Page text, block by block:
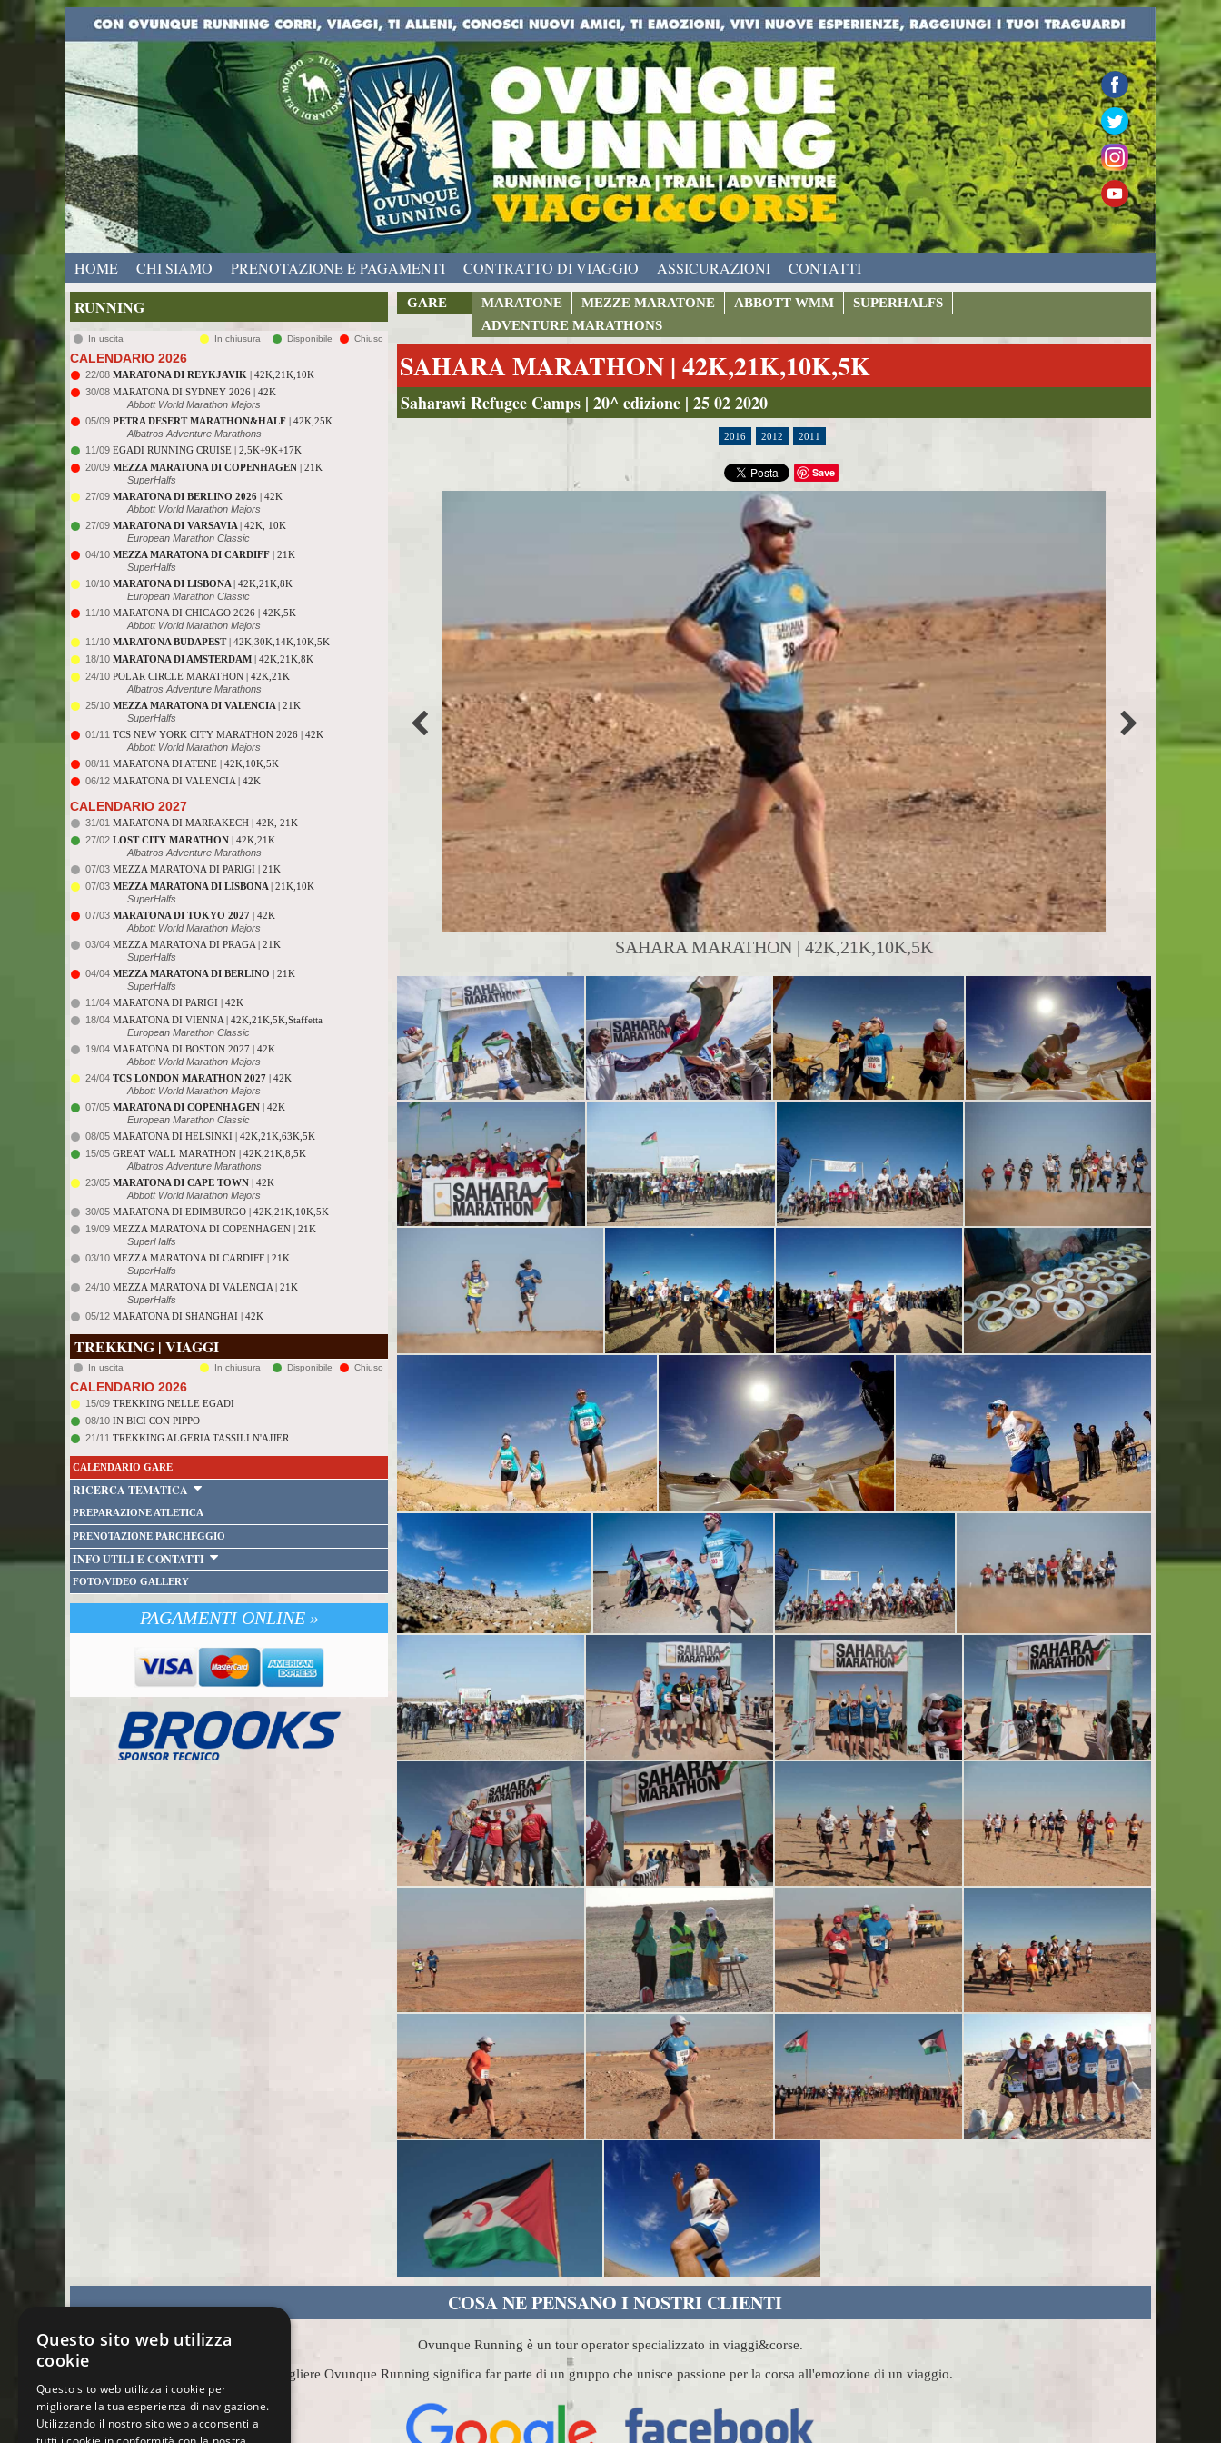
HOME CHI SIAMO PRENOTAZIONE E PAGAMENTI CONTRATTO DI VIAGGIO ASSICURAZIONI CONTATTI
RUNNING
In uscita In chiusura Disponibile Chiuso
CALENDARIO 2026
22/08 MARATONA DI REYKJAVIK | 42K,21K,10K
30/08 MARATONA DI SYDNEY 2026 | 42K
Abbott World Marathon Majors
05/09 PETRA DESERT MARATHON&HALF | 42K,25K
Albatros Adventure Marathons
11/09 EGADI RUNNING CRUISE | 2,5K+9K+17K
20/09 MEZZA MARATONA DI COPENHAGEN | 21K
SuperHalfs
27/09 MARATONA DI BERLINO 2026 | 42K
Abbott World Marathon Majors
27/09 MARATONA DI VARSAVIA | 42K, 10K
European Marathon Classic
04/10 MEZZA MARATONA DI CARDIFF | 21K
SuperHalfs
10/10 MARATONA DI LISBONA | 42K,21K,8K
European Marathon Classic
11/10 MARATONA DI CHICAGO 2026 | 42K,5K
Abbott World Marathon Majors
11/10 MARATONA BUDAPEST| 42K,30K,14K,10K,5K
18/10 MARATONA DI AMSTERDAM | 42K,21K,8K
24/10 POLAR CIRCLE MARATHON | 42K,21K
Albatros Adventure Marathons
25/10 MEZZA MARATONA DI VALENCIA | 21K
SuperHalfs
01/11 TCS NEW YORK CITY MARATHON 2026 | 42K
Abbott World Marathon Majors
08/11 MARATONA DI ATENE | 42K,10K,5K
06/12 MARATONA DI VALENCIA | 42K
CALENDARIO 2027
31/01 MARATONA DI MARRAKECH | 42K, 21K
27/02 LOST CITY MARATHON | 42K,21K
Albatros Adventure Marathons
07/03 MEZZA MARATONA DI PARIGI | 21K
07/03 MEZZA MARATONA DI LISBONA | 21K,10K
SuperHalfs
07/03 MARATONA DI TOKYO 2027 | 42K
Abbott World Marathon Majors
03/04 MEZZA MARATONA DI PRAGA | 21K
SuperHalfs
04/04 MEZZA MARATONA DI BERLINO | 21K
SuperHalfs
11/04 MARATONA DI PARIGI | 42K
18/04 MARATONA DI VIENNA | 42K,21K,5K,Staffetta
European Marathon Classic
19/04 MARATONA DI BOSTON 2027 | 42K
Abbott World Marathon Majors
24/04 TCS LONDON MARATHON 2027 | 42K
Abbott World Marathon Majors
07/05 MARATONA DI COPENHAGEN | 42K
European Marathon Classic
08/05 MARATONA DI HELSINKI | 42K,21K,63K,5K
15/05 GREAT WALL MARATHON | 42K,21K,8,5K
Albatros Adventure Marathons
23/05 MARATONA DI CAPE TOWN | 42K
Abbott World Marathon Majors
30/05 MARATONA DI EDIMBURGO | 42K,21K,10K,5K
19/09 MEZZA MARATONA DI COPENHAGEN | 21K
SuperHalfs
03/10 MEZZA MARATONA DI CARDIFF | 21K
SuperHalfs
24/10 MEZZA MARATONA DI VALENCIA | 21K
SuperHalfs
05/12 MARATONA DI SHANGHAI | 42K
TREKKING | VIAGGI
In uscita In chiusura Disponibile Chiuso
CALENDARIO 2026
15/09 TREKKING NELLE EGADI
08/10 IN BICI CON PIPPO
21/11 TREKKING ALGERIA TASSILI N'AJJER
CALENDARIO GARE
RICERCA TEMATICA
PREPARAZIONE ATLETICA
PRENOTAZIONE PARCHEGGIO
INFO UTILI E CONTATTI
FOTO/VIDEO GALLERY
PAGAMENTI ONLINE »
GARE MARATONE MEZZE MARATONE ABBOTT WMM
SUPERHALFS
ADVENTURE MARATHONS
SAHARA MARATHON | 42K,21K,10K,5K
Saharawi Refugee Camps | 20^ edizione | 25 02 2020
2016 2012 2011
Save
SAHARA MARATHON | 42K,21K,10K,5K
COSA NE PENSANO I NOSTRI CLIENTI
Ovunque Running è un tour operator specializzato in viaggi&corse.
Scegliere Ovunque Running significa far parte di un gruppo che unisce passione per la corsa all'emozione di un viaggio.
Questo sito web utilizza
cookie
Questo sito web utilizza i cookie per
migliorare la tua esperienza di navigazione.
Utilizzando il nostro sito web acconsenti a